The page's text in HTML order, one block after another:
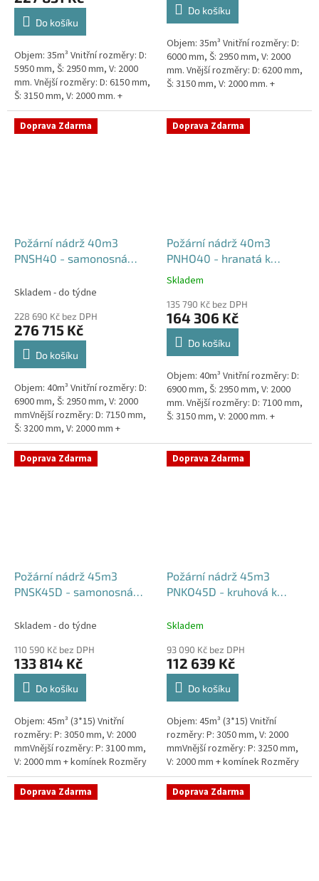
Do košíku
Objem: 35m³ Vnitřní rozměry: D:
5950 mm, Š: 2950 mm, V: 2000
mm. Vnější rozměry: D: 6150 mm,
Š: 3150 mm, V: 2000 mm. +
komínek. Běžná doba dodání 2-3
týdny od objednávky....
5,0
hvězdiček.
Do košíku
Objem: 35m³ Vnitřní rozměry: D:
6000 mm, Š: 2950 mm, V: 2000
mm. Vnější rozměry: D: 6200 mm,
Š: 3150 mm, V: 2000 mm. +
týdny od objednávky....
Doprava Zdarma
Požární nádrž 40m3
PNSH40 - samonosná
Skladem - do týdne
228 690 Kč bez DPH
276 715 Kč
Do košíku
Objem: 40m³ Vnitřní rozměry: D:
6900 mm, Š: 2950 mm, V: 2000
mmVnější rozměry: D: 7150 mm,
Š: 3200 mm, V: 2000 mm +
komínek Běžná doba dodání 2-3
týdny od objednávky. Rozměry...
Doprava Zdarma
Požární nádrž 40m3
PNHO40 - hranatá k
obetonování
Průměrné
produktu
je
5,0
hvězdiček.
Skladem
135 790 Kč bez DPH
164 306 Kč
Do košíku
Objem: 40m³ Vnitřní rozměry: D:
6900 mm, Š: 2950 mm, V: 2000
mm. Vnější rozměry: D: 7100 mm,
Š: 3150 mm, V: 2000 mm. +
týdny od objednávky....
Doprava Zdarma
Požární nádrž 45m3
PNSK45D - samonosná
Skladem - do týdne
110 590 Kč bez DPH
133 814 Kč
Do košíku
Objem: 45m³ (3*15) Vnitřní
rozměry: P: 3050 mm, V: 2000
mmVnější rozměry: P: 3100 mm,
V: 2000 mm + komínek Rozměry
nádrže možno jakkoliv upravit -
vyrobíme nádrž na...
Doprava Zdarma
Požární nádrž 45m3
PNKO45D - kruhová k
Skladem
93 090 Kč bez DPH
112 639 Kč
Do košíku
Objem: 45m³ (3*15) Vnitřní
rozměry: P: 3050 mm, V: 2000
mmVnější rozměry: P: 3250 mm,
V: 2000 mm + komínek Rozměry
nádrže možno jakkoliv upravit -
vyrobíme nádrž na...
Doprava Zdarma Doprava Zdarma